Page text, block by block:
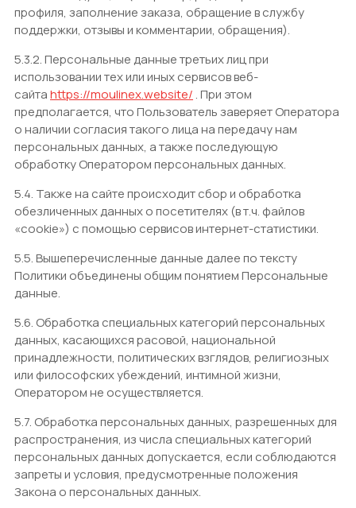
профиля, заполнение заказа, обращение в службу
поддержки, отзывы и комментарии, обращения).
5.3.2. Персональные данные третьих лиц при
использовании тех или иных сервисов веб-
сайтаhttps://moulinex.website/. При этом
предполагается, что Пользователь заверяет Оператора
о наличии согласия такого лица на передачу нам
персональных данных, а также последующую
обработку Оператором персональных данных.
5.4. Также на сайте происходит сбор и обработка
обезличенных данных о посетителях (в т.ч. файлов
«cookie») с помощью сервисов интернет-статистики.
5.5. Вышеперечисленные данные далее по тексту
Политики объединены общим понятием Персональные
данные.
5.6. Обработка специальных категорий персональных
данных, касающихся расовой, национальной
принадлежности, политических взглядов, религиозных
или философских убеждений, интимной жизни,
Оператором не осуществляется.
5.7. Обработка персональных данных, разрешенных для
распространения, из числа специальных категорий
персональных данных допускается, если соблюдаются
запреты и условия, предусмотренные положения
Закона о персональных данных.